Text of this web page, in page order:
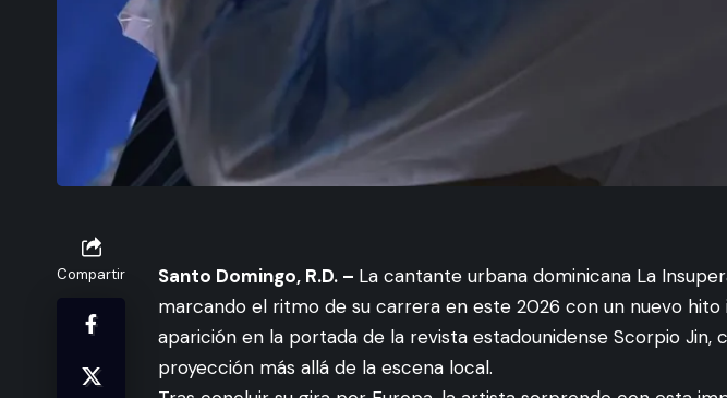
Compartir Santo Domingo, R.D. – La cantante urbana dominicana La
marcando el ritmo de su carrera en este 2026 con un nuevo hito
aparición en la portada de la revista estadounidense Scorpio Jin,
proyección más allá de la escena local.